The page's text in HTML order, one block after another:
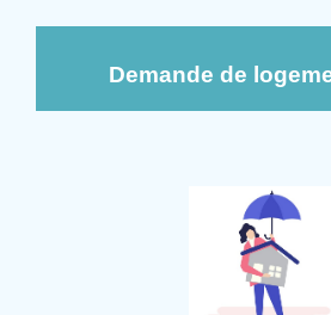
Demande de